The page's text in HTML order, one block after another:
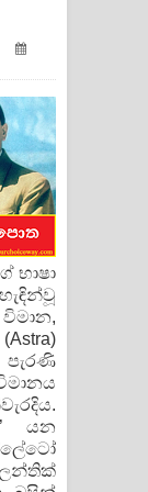
ගීතයේ
සද්දෙට
භාෂා
යන